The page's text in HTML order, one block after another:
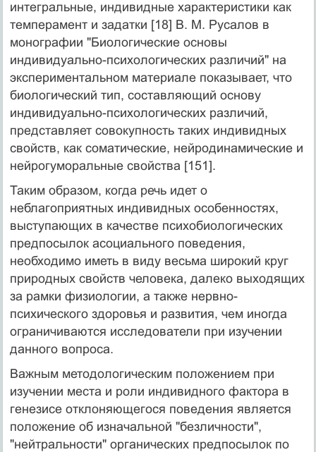
интегральные, индивидные характеристики как
темперамент и задатки [18] В. М. Русалов в
монографии "Биологические основы
индивидуально-психологических различий" на
экспериментальном материале показывает, что
биологический тип, составляющий основу
индивидуально-психологических различий,
представляет совокупность таких индивидных
свойств, как соматические, нейродинамические и
нейрогуморальные свойства [151].
Таким образом, когда речь идет о
неблагоприятных индивидных особенностях,
выступающих в качестве психобиологических
предпосылок асоциального поведения,
необходимо иметь в виду весьма широкий круг
природных свойств человека, далеко выходящих
за рамки физиологии, а также нервно-
психического здоровья и развития, чем иногда
ограничиваются исследователи при изучении
данного вопроса.
Важным методологическим положением при
изучении места и роли индивидного фактора в
генезисе отклоняющегося поведения является
положение об изначальной "безличности",
"нейтральности" органических предпосылок по